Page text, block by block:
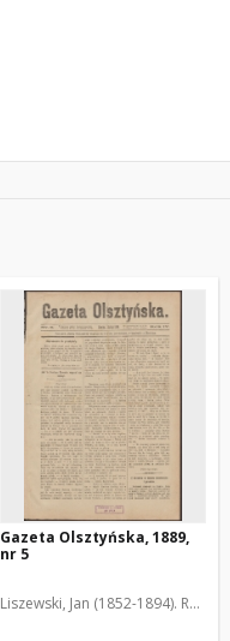
Gazeta Olsztyńska, 1889,
nr 5
Liszewski, Jan (1852-1894). Red.